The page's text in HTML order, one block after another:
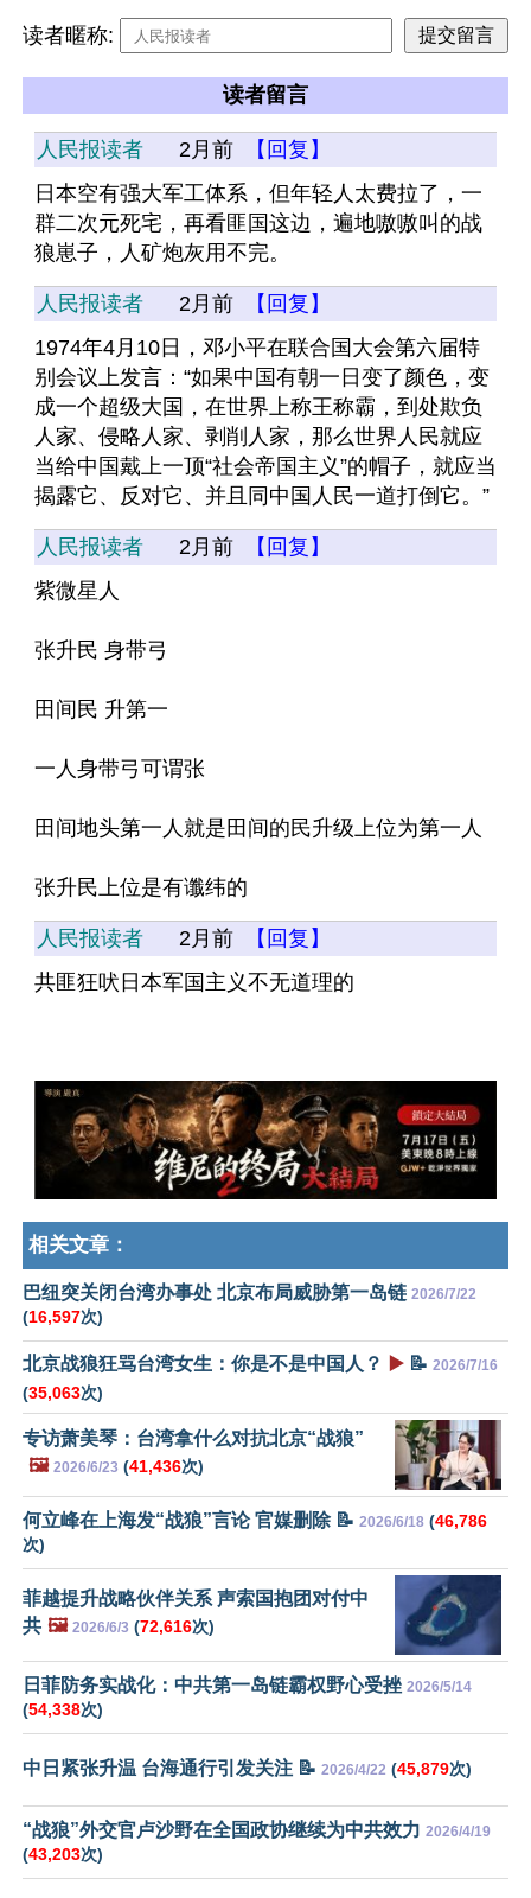
读者暱称:
读者留言
人民报读者 2月前
【回复】
日本空有强大军工体系，但年轻人太费拉了，一
群二次元死宅，再看匪国这边，遍地嗷嗷叫的战
狼崽子，人矿炮灰用不完。
人民报读者 2月前
【回复】
1974年4月10日，邓小平在联合国大会第六届特
别会议上发言：“如果中国有朝一日变了颜色，变
成一个超级大国，在世界上称王称霸，到处欺负
人家、侵略人家、剥削人家，那么世界人民就应
当给中国戴上一顶“社会帝国主义”的帽子，就应当
揭露它、反对它、并且同中国人民一道打倒它。”
人民报读者 2月前
【回复】
紫微星人
张升民 身带弓
田间民 升第一
一人身带弓可谓张
田间地头第一人就是田间的民升级上位为第一人
张升民上位是有谶纬的
人民报读者 2月前
【回复】
共匪狂吠日本军国主义不无道理的
相关文章：
巴纽突关闭台湾办事处 北京布局威胁第一岛链 2026/7/22
(16,597次)
北京战狼狂骂台湾女生：你是不是中国人？ ▶️ 📝 2026/7/16
(35,063次)
专访萧美琴：台湾拿什么对抗北京“战狼”
🖼️ 2026/6/23 (41,436次)
何立峰在上海发“战狼”言论 官媒删除 📝 2026/6/18 (46,786
次)
菲越提升战略伙伴关系 声索国抱团对付中
共 🖼️ 2026/6/3 (72,616次)
日菲防务实战化：中共第一岛链霸权野心受挫 2026/5/14
(54,338次)
中日紧张升温 台海通行引发关注 📝 2026/4/22 (45,879次)
“战狼”外交官卢沙野在全国政协继续为中共效力 2026/4/19
(43,203次)